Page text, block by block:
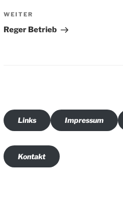
Nächster
Beitrag
WEITER
Reger Betrieb
Links Impressum
Kontakt